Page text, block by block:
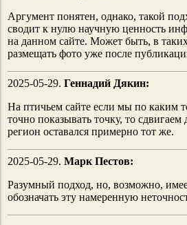
Аргумент понятен, однако, такой
сводит к нулю научную ценность
на данном сайте. Может быть, в
размещать фото уже после
2025-05-29. Геннадий Дякин:
На птичьем сайте если мы по каким
точно показывать точку, то
регион оставался примерно тот же.
2025-05-29. Марк Пестов:
Разумный подход, но, возможно,
обозначать эту намеренную